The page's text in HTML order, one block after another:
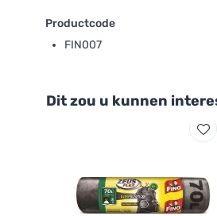
Productcode
FIN007
Dit zou u kunnen